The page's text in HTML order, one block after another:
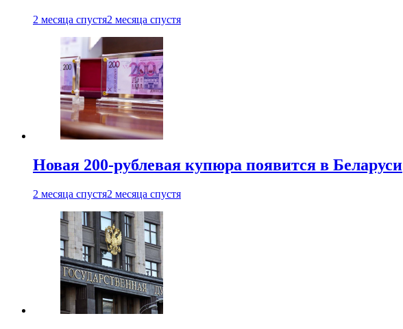
2 месяца спустя2 месяца спустя
Новая 200-рублевая купюра появится в Беларуси
2 месяца спустя2 месяца спустя